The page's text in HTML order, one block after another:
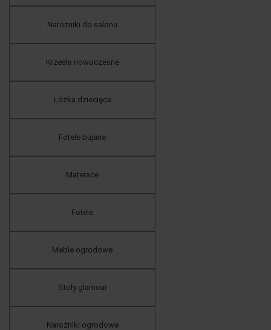
Narożniki do salonu
Krzesła nowoczesne
Łóżka dziecięce
Fotele bujane
Materace
Fotele
Meble ogrodowe
Stoły glamour
Narożniki ogrodowe